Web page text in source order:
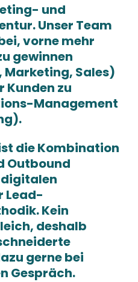
und
Unser Team
vorne mehr
gewinnen
Marketing, Sales)
Kunden zu
Management
die Kombination
Outbound
digitalen
Lead-
Kein
deshalb
gerne bei
Gespräch.